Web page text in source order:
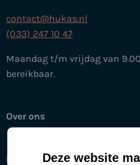
Deze website
contact@hukas.nl
(033) 247 10 47
Maandag t/m vrijdag van
bereikbaar.
Over ons
Help mee